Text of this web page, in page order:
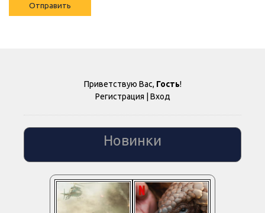
Отправить
Приветствую Вас, Гость!
Регистрация | Вход
Новинки